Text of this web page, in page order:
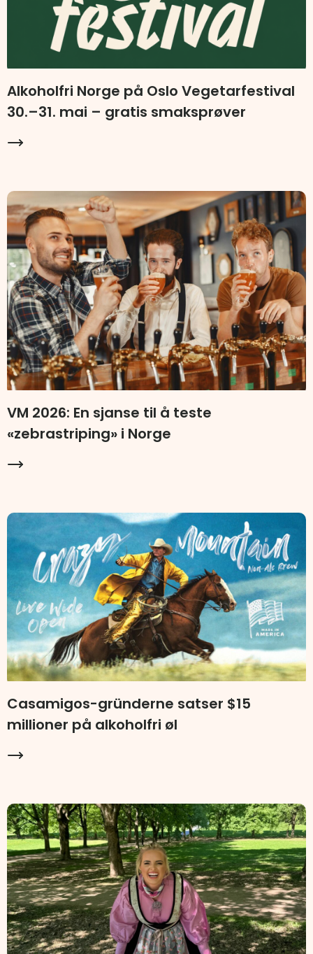
Alkoholfri Norge på Oslo Vegetarfestival
30.–31. mai – gratis smaksprøver
VM 2026: En sjanse til å teste
«zebrastriping» i Norge
Casamigos-gründerne satser $15
millioner på alkoholfri øl